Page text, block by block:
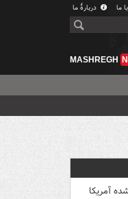
ما دربارهٔ ما
MASHREGH
آمریکا